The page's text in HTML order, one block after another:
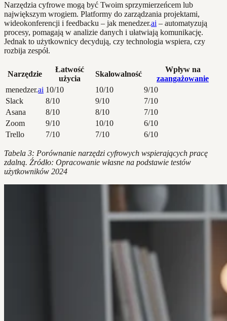
Narzędzia cyfrowe mogą być Twoim sprzymierzeńcem lub
największym wrogiem. Platformy do zarządzania projektami,
wideokonferencji i feedbacku – jak menedzer.ai – automatyzują
procesy, pomagają w analizie danych i ułatwiają komunikację.
Jednak to użytkownicy decydują, czy technologia wspiera, czy
rozbija zespół.
Narzędzie
Łatwość
użycia
Skalowalność
Wpływ na
zaangażowanie
menedzer.ai 10/10 10/10
9/10
Slack
8/10 9/10
7/10
Asana
8/10 8/10
7/10
Zoom
9/10 10/10
6/10
Trello
7/10 7/10 6/10
Tabela 3: Porównanie narzędzi cyfrowych wspierających pracę
zdalną. Źródło: Opracowanie własne na podstawie testów
użytkowników 2024